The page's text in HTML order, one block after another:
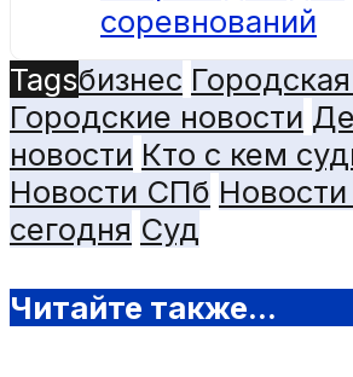
соревнований
Tagsбизнес
Городские новости
новости Кто с кем
Новости СПб
сегодня Суд
Читайте также...